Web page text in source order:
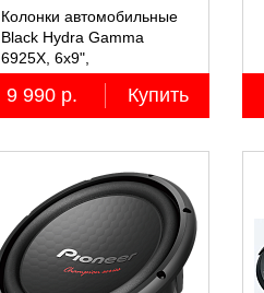
Колонки автомобильные
Black Hydra Gamma
6925X, 6х9",
коаксиальные
двухполосные, 2 шт.
9 990 р. Купить